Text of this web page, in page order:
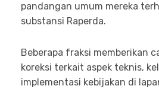
pandangan umum mereka
substansi Raperda.
Beberapa fraksi memberikan
koreksi terkait aspek teknis,
implementasi kebijakan di